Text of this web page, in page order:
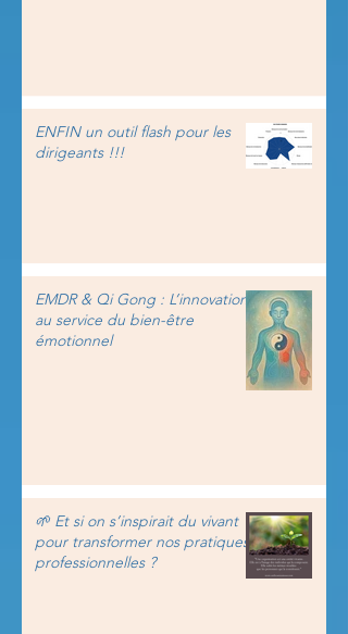
ENFIN un outil flash pour les
dirigeants !!!
EMDR & Qi Gong : L’innovation
au service du bien-être
émotionnel
🌱 Et si on s’inspirait du vivant
pour transformer nos pratiques
professionnelles ?